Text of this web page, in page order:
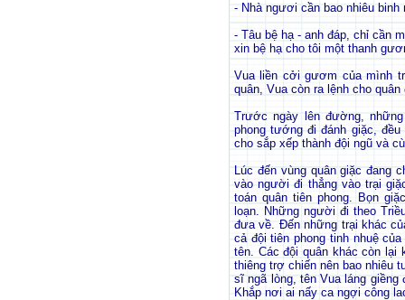
- Nhà ngươi cần bao nhiêu binh
- Tâu bệ hạ - anh đáp, chỉ cần
xin bệ hạ cho tôi một thanh
Vua liền cởi gươm của mình
quân, Vua còn ra lệnh cho
Trước ngày lên đường,
phong tướng đi đánh giặc,
cho sắp xếp thành đội ngũ và
Lúc đến vùng quân giặc đang
vào người đi thẳng vào trại
toán quân tiên phong. Bọn
loạn. Những người đi theo
đưa về. Đến những trại khác
cả đội tiên phong tinh nhuệ
tên. Các đội quân khác còn lại
thiêng trợ chiến nên bao nhiêu
sĩ ngã lòng, tên Vua láng
Khắp nơi ai nấy ca ngợi công